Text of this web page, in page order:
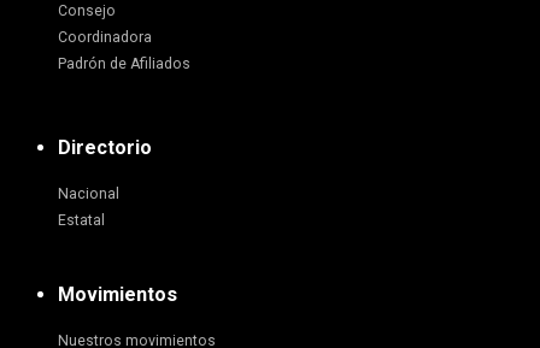
Consejo
Coordinadora
Padrón de Afiliados
Directorio
Nacional
Estatal
Movimientos
Nuestros movimientos